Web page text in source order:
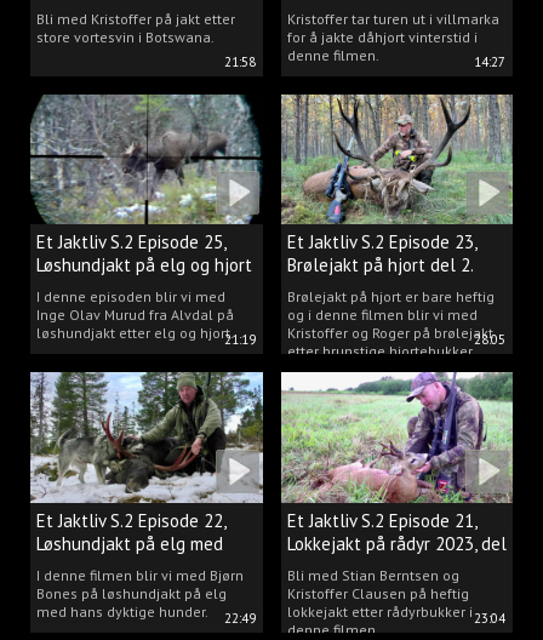
21:58
Bli med Kristoffer på jakt etter
store vortesvin i Botswana.
14:27
Kristoffer tar turen ut i villmarka
for å jakte dåhjort vinterstid i
denne filmen.
21:19
Et Jaktliv S.2 Episode 25,
Løshundjakt på elg og hjort
i Norge.
I denne episoden blir vi med
Inge Olav Murud fra Alvdal på
løshundjakt etter elg og hjort.
28:05
Et Jaktliv S.2 Episode 23,
Brølejakt på hjort del 2.
Brølejakt på hjort er bare heftig
og i denne filmen blir vi med
Kristoffer og Roger på brølejakt
etter brunstige hjortebukker.
22:49
Et Jaktliv S.2 Episode 22,
Løshundjakt på elg med
Bjørn Bones
I denne filmen blir vi med Bjørn
Bones på løshundjakt på elg
med hans dyktige hunder.
23:04
Et Jaktliv S.2 Episode 21,
Lokkejakt på rådyr 2023, del
3.
Bli med Stian Berntsen og
Kristoffer Clausen på heftig
lokkejakt etter rådyrbukker i
denne filmen.